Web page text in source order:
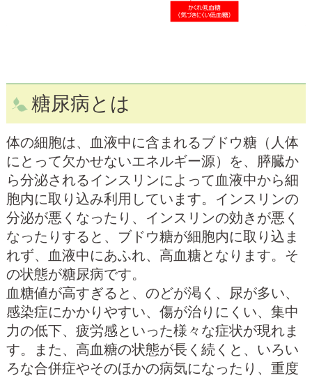
糖尿病とは
体の細胞は、血液中に含まれるブドウ糖（人体
にとって欠かせないエネルギー源）を、膵臓か
ら分泌されるインスリンによって血液中から細
胞内に取り込み利用しています。インスリンの
分泌が悪くなったり、インスリンの効きが悪く
なったりすると、ブドウ糖が細胞内に取り込ま
れず、血液中にあふれ、高血糖となります。そ
の状態が糖尿病です。
血糖値が高すぎると、のどが渇く、尿が多い、
感染症にかかりやすい、傷が治りにくい、集中
力の低下、疲労感といった様々な症状が現れま
す。また、高血糖の状態が長く続くと、いろい
ろな合併症やそのほかの病気になったり、重度